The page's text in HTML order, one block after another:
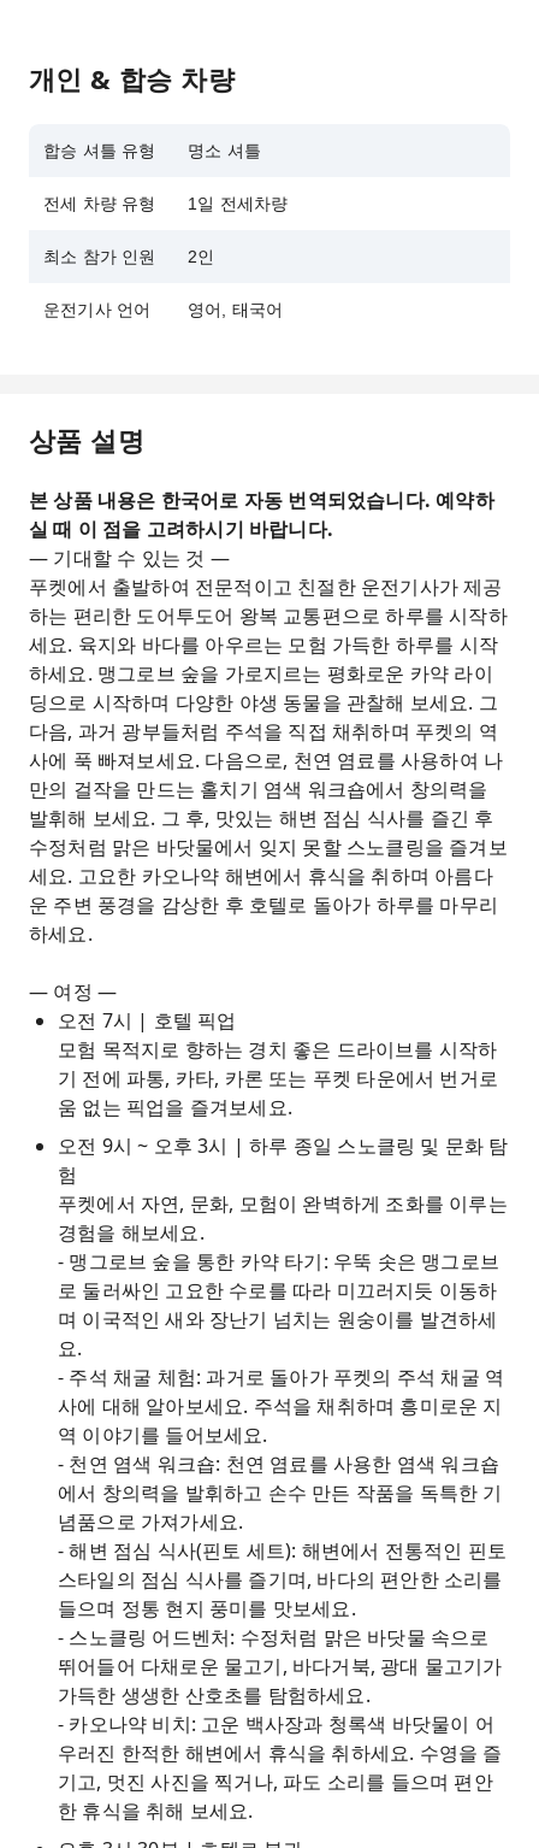
개인 & 합승 차량
합승 셔틀 유형 명소 셔틀
전세 차량 유형 1일 전세차량
최소 참가 인원 2인
운전기사 언어 영어, 태국어
상품 설명
본 상품 내용은 한국어로 자동 번역되었습니다. 예약하
실 때 이 점을 고려하시기 바랍니다.
— 기대할 수 있는 것 —
푸켓에서 출발하여 전문적이고 친절한 운전기사가 제공
하는 편리한 도어투도어 왕복 교통편으로 하루를 시작하
세요. 육지와 바다를 아우르는 모험 가득한 하루를 시작
하세요. 맹그로브 숲을 가로지르는 평화로운 카약 라이
딩으로 시작하며 다양한 야생 동물을 관찰해 보세요. 그
다음, 과거 광부들처럼 주석을 직접 채취하며 푸켓의 역
사에 푹 빠져보세요. 다음으로, 천연 염료를 사용하여 나
만의 걸작을 만드는 홀치기 염색 워크숍에서 창의력을
발휘해 보세요. 그 후, 맛있는 해변 점심 식사를 즐긴 후
수정처럼 맑은 바닷물에서 잊지 못할 스노클링을 즐겨보
세요. 고요한 카오나약 해변에서 휴식을 취하며 아름다
운 주변 풍경을 감상한 후 호텔로 돌아가 하루를 마무리
하세요.
— 여정 —
오전 7시 | 호텔 픽업
모험 목적지로 향하는 경치 좋은 드라이브를 시작하
기 전에 파통, 카타, 카론 또는 푸켓 타운에서 번거로
움 없는 픽업을 즐겨보세요.
오전 9시 ~ 오후 3시 | 하루 종일 스노클링 및 문화 탐
험
푸켓에서 자연, 문화, 모험이 완벽하게 조화를 이루는
경험을 해보세요.
- 맹그로브 숲을 통한 카약 타기: 우뚝 솟은 맹그로브
로 둘러싸인 고요한 수로를 따라 미끄러지듯 이동하
며 이국적인 새와 장난기 넘치는 원숭이를 발견하세
요.
- 주석 채굴 체험: 과거로 돌아가 푸켓의 주석 채굴 역
사에 대해 알아보세요. 주석을 채취하며 흥미로운 지
역 이야기를 들어보세요.
- 천연 염색 워크숍: 천연 염료를 사용한 염색 워크숍
에서 창의력을 발휘하고 손수 만든 작품을 독특한 기
념품으로 가져가세요.
- 해변 점심 식사(핀토 세트): 해변에서 전통적인 핀토
스타일의 점심 식사를 즐기며, 바다의 편안한 소리를
들으며 정통 현지 풍미를 맛보세요.
- 스노클링 어드벤처: 수정처럼 맑은 바닷물 속으로
뛰어들어 다채로운 물고기, 바다거북, 광대 물고기가
가득한 생생한 산호초를 탐험하세요.
- 카오나약 비치: 고운 백사장과 청록색 바닷물이 어
우러진 한적한 해변에서 휴식을 취하세요. 수영을 즐
기고, 멋진 사진을 찍거나, 파도 소리를 들으며 편안
한 휴식을 취해 보세요.